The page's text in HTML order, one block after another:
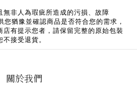
非人為瑕疵所造成的污損、故障
猶豫並確認商品是否符合您的需求，
店有提示您者，請保留完整的原始包裝
接受退貨。
關於我們